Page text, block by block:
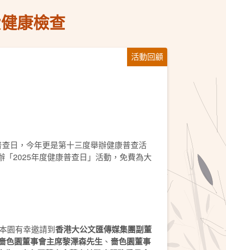
康檢查
活動回顧
日，今年更是第十三度舉辦健康普查活
2025年度健康普查日」活動，免費為大
園有幸邀請到香港大公文匯傳媒集團副董
色園董事會主席黎澤森先生 、 嗇色園董事